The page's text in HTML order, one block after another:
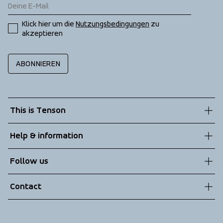
Klick hier um die Nutzungsbedingungen zu
akzeptieren
ABONNIEREN
This is Tenson
Sustainability
Technologies
Help & information
Terms & Conditions
Returns
Follow us
Contact